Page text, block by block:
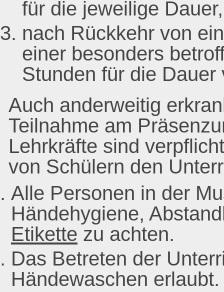
für die jeweilige Dauer,
nach Rückkehr von
einer besonders
Stunden für die Dauer
Auch anderweitig
Teilnahme am
Lehrkräfte sind
von Schülern den
Alle Personen in der
Händehygiene,
Etikette zu achten.
Das Betreten der
Händewaschen erlaubt.